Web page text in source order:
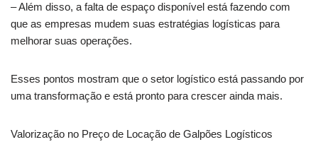
– Além disso, a falta de espaço disponível está fazendo com
que as empresas mudem suas estratégias logísticas para
melhorar suas operações.
Esses pontos mostram que o setor logístico está passando por
uma transformação e está pronto para crescer ainda mais.
Valorização no Preço de Locação de Galpões Logísticos